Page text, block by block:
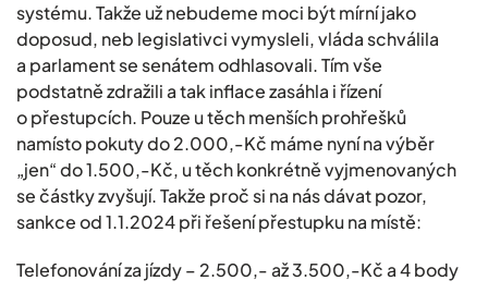
systému. Takže už nebudeme moci být mírní jako
doposud, neb legislativci vymysleli, vláda schválila
a parlament se senátem odhlasovali. Tím vše
podstatně zdražili a tak inflace zasáhla i řízení
o přestupcích. Pouze u těch menších prohřešků
namísto pokuty do 2.000,-Kč máme nyní na výběr
„jen“ do 1.500,-Kč, u těch konkrétně vyjmenovaných
se částky zvyšují. Takže proč si na nás dávat pozor,
sankce od 1.1.2024 při řešení přestupku na místě:
Telefonování za jízdy – 2.500,- až 3.500,-Kč a 4 body